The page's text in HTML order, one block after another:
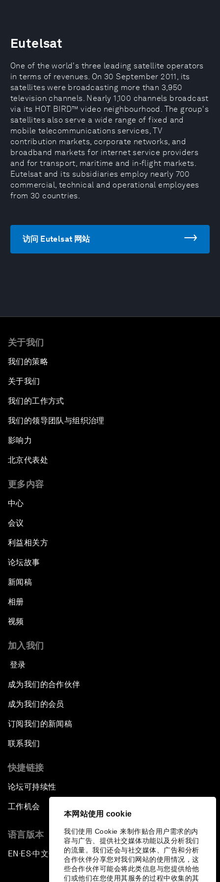
本网站使用 cookie
我们使用 Cookie 来制作贴合用户需求的内
容与广告、提供社交媒体功能以及分析我们
的流量。我们还会与社交媒体、广告和分析
合作伙伴分享您对我们网站的使用情况，这
些合作伙伴可能会将此类信息与您提供给他
们或他们在您使用其服务的过程中收集的其
Eutelsat
One of the world's three leading satellite operators
in terms of revenues. On 30 September 2011, its
satellites were broadcasting more than 3,950
television channels. Nearly 1,100 channels broadcast
via its HOT BIRD™ video neighbourhood. The group's
satellites also serve a wide range of fixed and
mobile telecommunications services, TV
contribution markets, corporate networks, and
broadband markets for internet service providers
and for transport, maritime and in-flight markets.
Eutelsat and its subsidiaries employ nearly 700
commercial, technical and operational employees
from 30 countries.
访问 Eutelsat 网站
关于我们
我们的策略
关于我们
我们的工作方式
我们的领导团队与组织治理
影响力
北京代表处
更多内容
中心
会议
利益相关方
论坛故事
新闻稿
相册
视频
加入我们
登录
成为我们的合作伙伴
成为我们的会员
订阅我们的新闻稿
联系我们
快捷链接
论坛可持续性
工作机会
语言版本
EN ▪ES▪中文▪ 日本語